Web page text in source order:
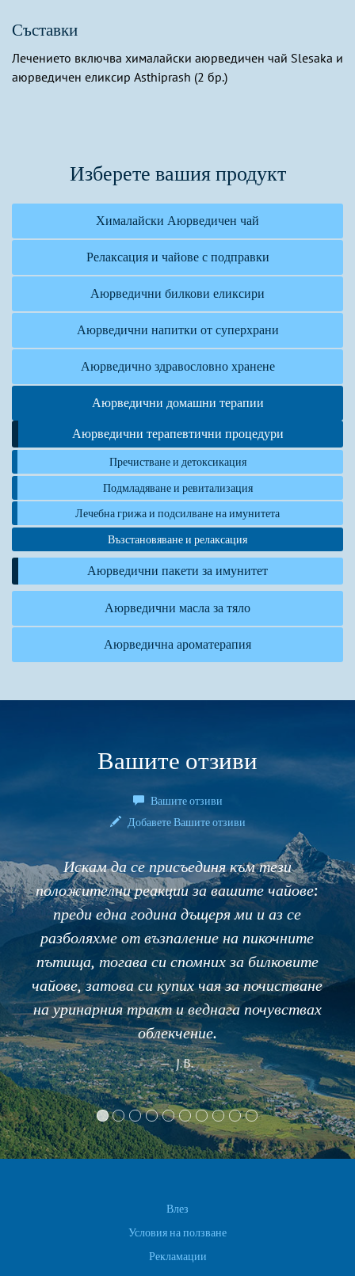
Съставки
Лечението включва xималайски aюрведичен чай Slesaka и
aюрведичен еликсир Asthiprash (2 бр.)
Изберете вашия продукт
Хималайски Аюрведичен чай
Релаксация и чайове с подправки
Аюрведични билкови еликсири
Аюрведични напитки от суперхрани
Аюрведично здравословно хранене
Аюрведични домашни терапии
Аюрведични терапевтични процедури
Пречистване и детоксикация
Подмладяване и ревитализация
Лечебна грижа и подсилване на имунитета
Възстановяване и релаксация
Аюрведични пакети за имунитет
Аюрведични масла за тяло
Аюрведична ароматерапия
Вашите отзиви
Вашите отзиви
Добавете Вашите отзиви
Искам да се присъединя към тези
положителни реакции за вашите чайове:
преди една година дъщеря ми и аз се
разболяхме от възпаление на пикочните
пътища, тогава си спомних за билковите
чайове, затова си купих чая за почистване
на уринарния тракт и веднага почувствах
облекчение.
J.B.
Влез
Условия на ползване
Рекламации